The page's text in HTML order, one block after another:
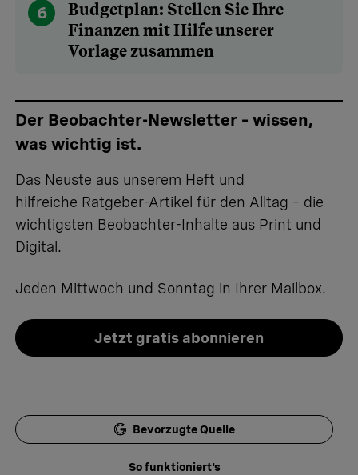
6
Budgetplan: Stellen Sie Ihre
Finanzen mit Hilfe unserer
Vorlage zusammen
Der Beobachter-Newsletter – wissen,
was wichtig ist.
Das Neuste aus unserem Heft und
hilfreiche Ratgeber-Artikel für den Alltag – die
wichtigsten Beobachter-Inhalte aus Print und
Digital.
Jeden Mittwoch und Sonntag in Ihrer Mailbox.
Jetzt gratis abonnieren
Bevorzugte Quelle
So funktioniert's